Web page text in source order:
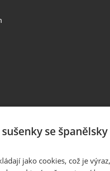
se
jako cookies, což je